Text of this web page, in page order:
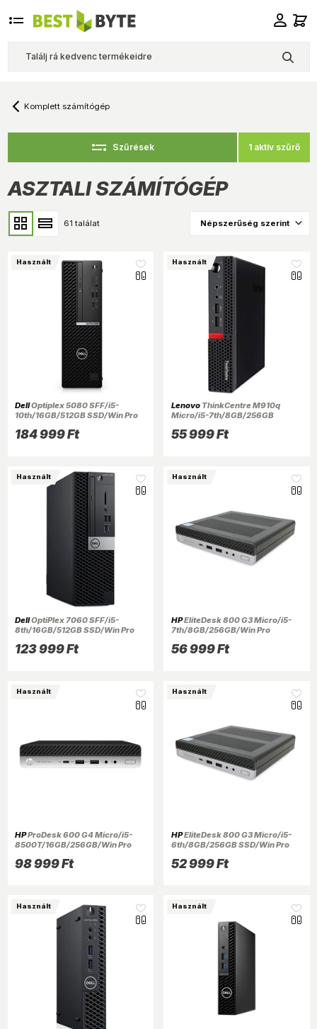
Komplett számítógép
ASZTALI SZÁMÍTÓGÉP
61 találat
Használt
DellOptiplex 5080 SFF/i5-
10th/16GB/512GB SSD/Win Pro
(Használt A+,felújított)
184 999 Ft
Használt
LenovoThinkCentre M910q
Micro/i5-7th/8GB/256GB
számítógép (Használt A+)
55 999 Ft
Használt
DellOptiPlex 7060 SFF/i5-
8th/16GB/512GB SSD/Win Pro
(Használt A+)
123 999 Ft
Használt
HPEliteDesk 800 G3 Micro/i5-
7th/8GB/256GB/Win Pro
(Használt A+)
56 999 Ft
Használt
HPProDesk 600 G4 Micro/i5-
8500T/16GB/256GB/Win Pro
(Használt A+)
98 999 Ft
Használt
HPEliteDesk 800 G3 Micro/i5-
6th/8GB/256GB SSD/Win Pro
(Használt A+)
52 999 Ft
Használt Használt
Szűrések 1 aktív szűrő